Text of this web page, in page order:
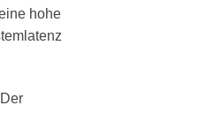
hohe